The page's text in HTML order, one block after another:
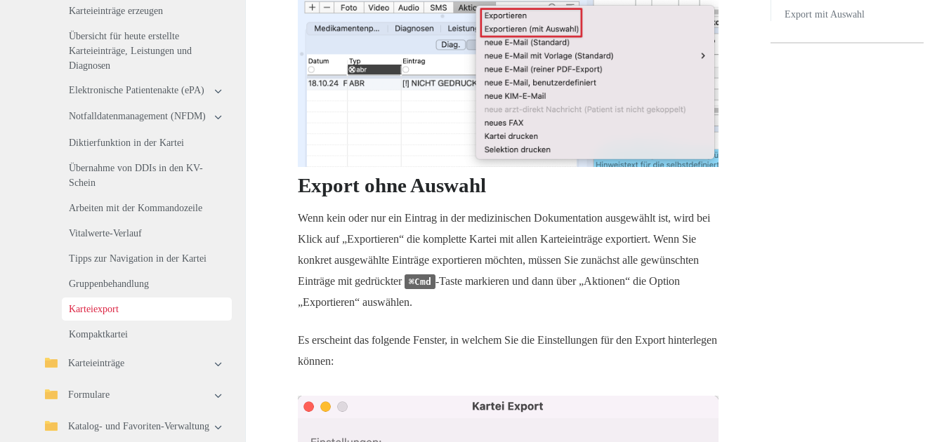
Karteieinträge erzeugen
Übersicht für heute erstellte
Karteieinträge, Leistungen und
Diagnosen
Elektronische Patientenakte (ePA)
Notfalldatenmanagement (NFDM)
Diktierfunktion in der Kartei
Übernahme von DDIs in den KV-
Schein
Arbeiten mit der Kommandozeile
Vitalwerte-Verlauf
Tipps zur Navigation in der Kartei
Gruppenbehandlung
Karteiexport
Kompaktkartei
Karteieinträge
Formulare
Katalog- und Favoriten-Verwaltung
Export ohne Auswahl
Wenn kein oder nur ein Eintrag in der medizinischen Dokumentation ausgewählt ist, wird bei
Klick auf „Exportieren“ die komplette Kartei mit allen Karteieinträge exportiert. Wenn Sie
konkret ausgewählte Einträge exportieren möchten, müssen Sie zunächst alle gewünschten
Einträge mit gedrückter ⌘Cmd -Taste markieren und dann über „Aktionen“ die Option
„Exportieren“ auswählen.
Es erscheint das folgende Fenster, in welchem Sie die Einstellungen für den Export hinterlegen
können:
Export mit Auswahl